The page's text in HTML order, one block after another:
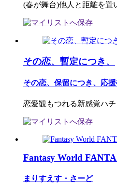
(春が舞台)他人と距離を置
その恋、暫定につき、
その恋、保留につき、応
恋愛観もつれる新感覚ハチ
Fantasy World
まりすえす・さーど